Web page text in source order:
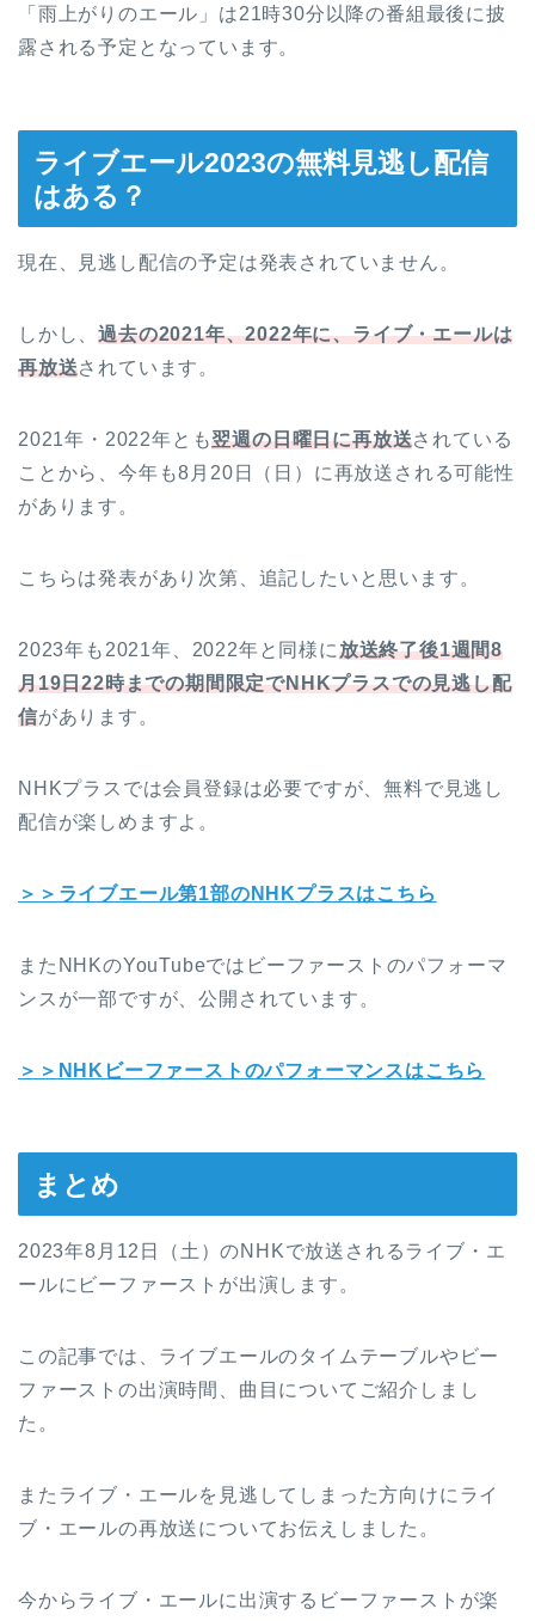
「雨上がりのエール」は21時30分以降の番組最後に披
露される予定となっています。
ライブエール2023の無料見逃し配信
はある？
現在、見逃し配信の予定は発表されていません。
しかし、過去の2021年、2022年に、ライブ・エールは
再放送されています。
2021年・2022年とも翌週の日曜日に再放送されている
ことから、今年も8月20日（日）に再放送される可能性
があります。
こちらは発表があり次第、追記したいと思います。
2023年も2021年、2022年と同様に放送終了後1週間8
月19日22時までの期間限定でNHKプラスでの見逃し配
信があります。
NHKプラスでは会員登録は必要ですが、無料で見逃し
配信が楽しめますよ。
＞＞ライブエール第1部のNHKプラスはこちら
またNHKのYouTubeではビーファーストのパフォーマ
ンスが一部ですが、公開されています。
＞＞NHKビーファーストのパフォーマンスはこちら
まとめ
2023年8月12日（土）のNHKで放送されるライブ・エ
ールにビーファーストが出演します。
この記事では、ライブエールのタイムテーブルやビー
ファーストの出演時間、曲目についてご紹介しまし
た。
またライブ・エールを見逃してしまった方向けにライ
ブ・エールの再放送についてお伝えしました。
今からライブ・エールに出演するビーファーストが楽